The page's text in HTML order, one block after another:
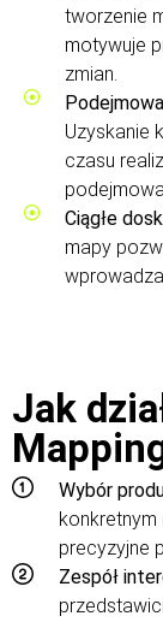
tworzenie
motywuje
zmian.
Uzyskanie
czasu
Ciągłe
mapy
Jak
Wybór
precyzyjne
Zespół